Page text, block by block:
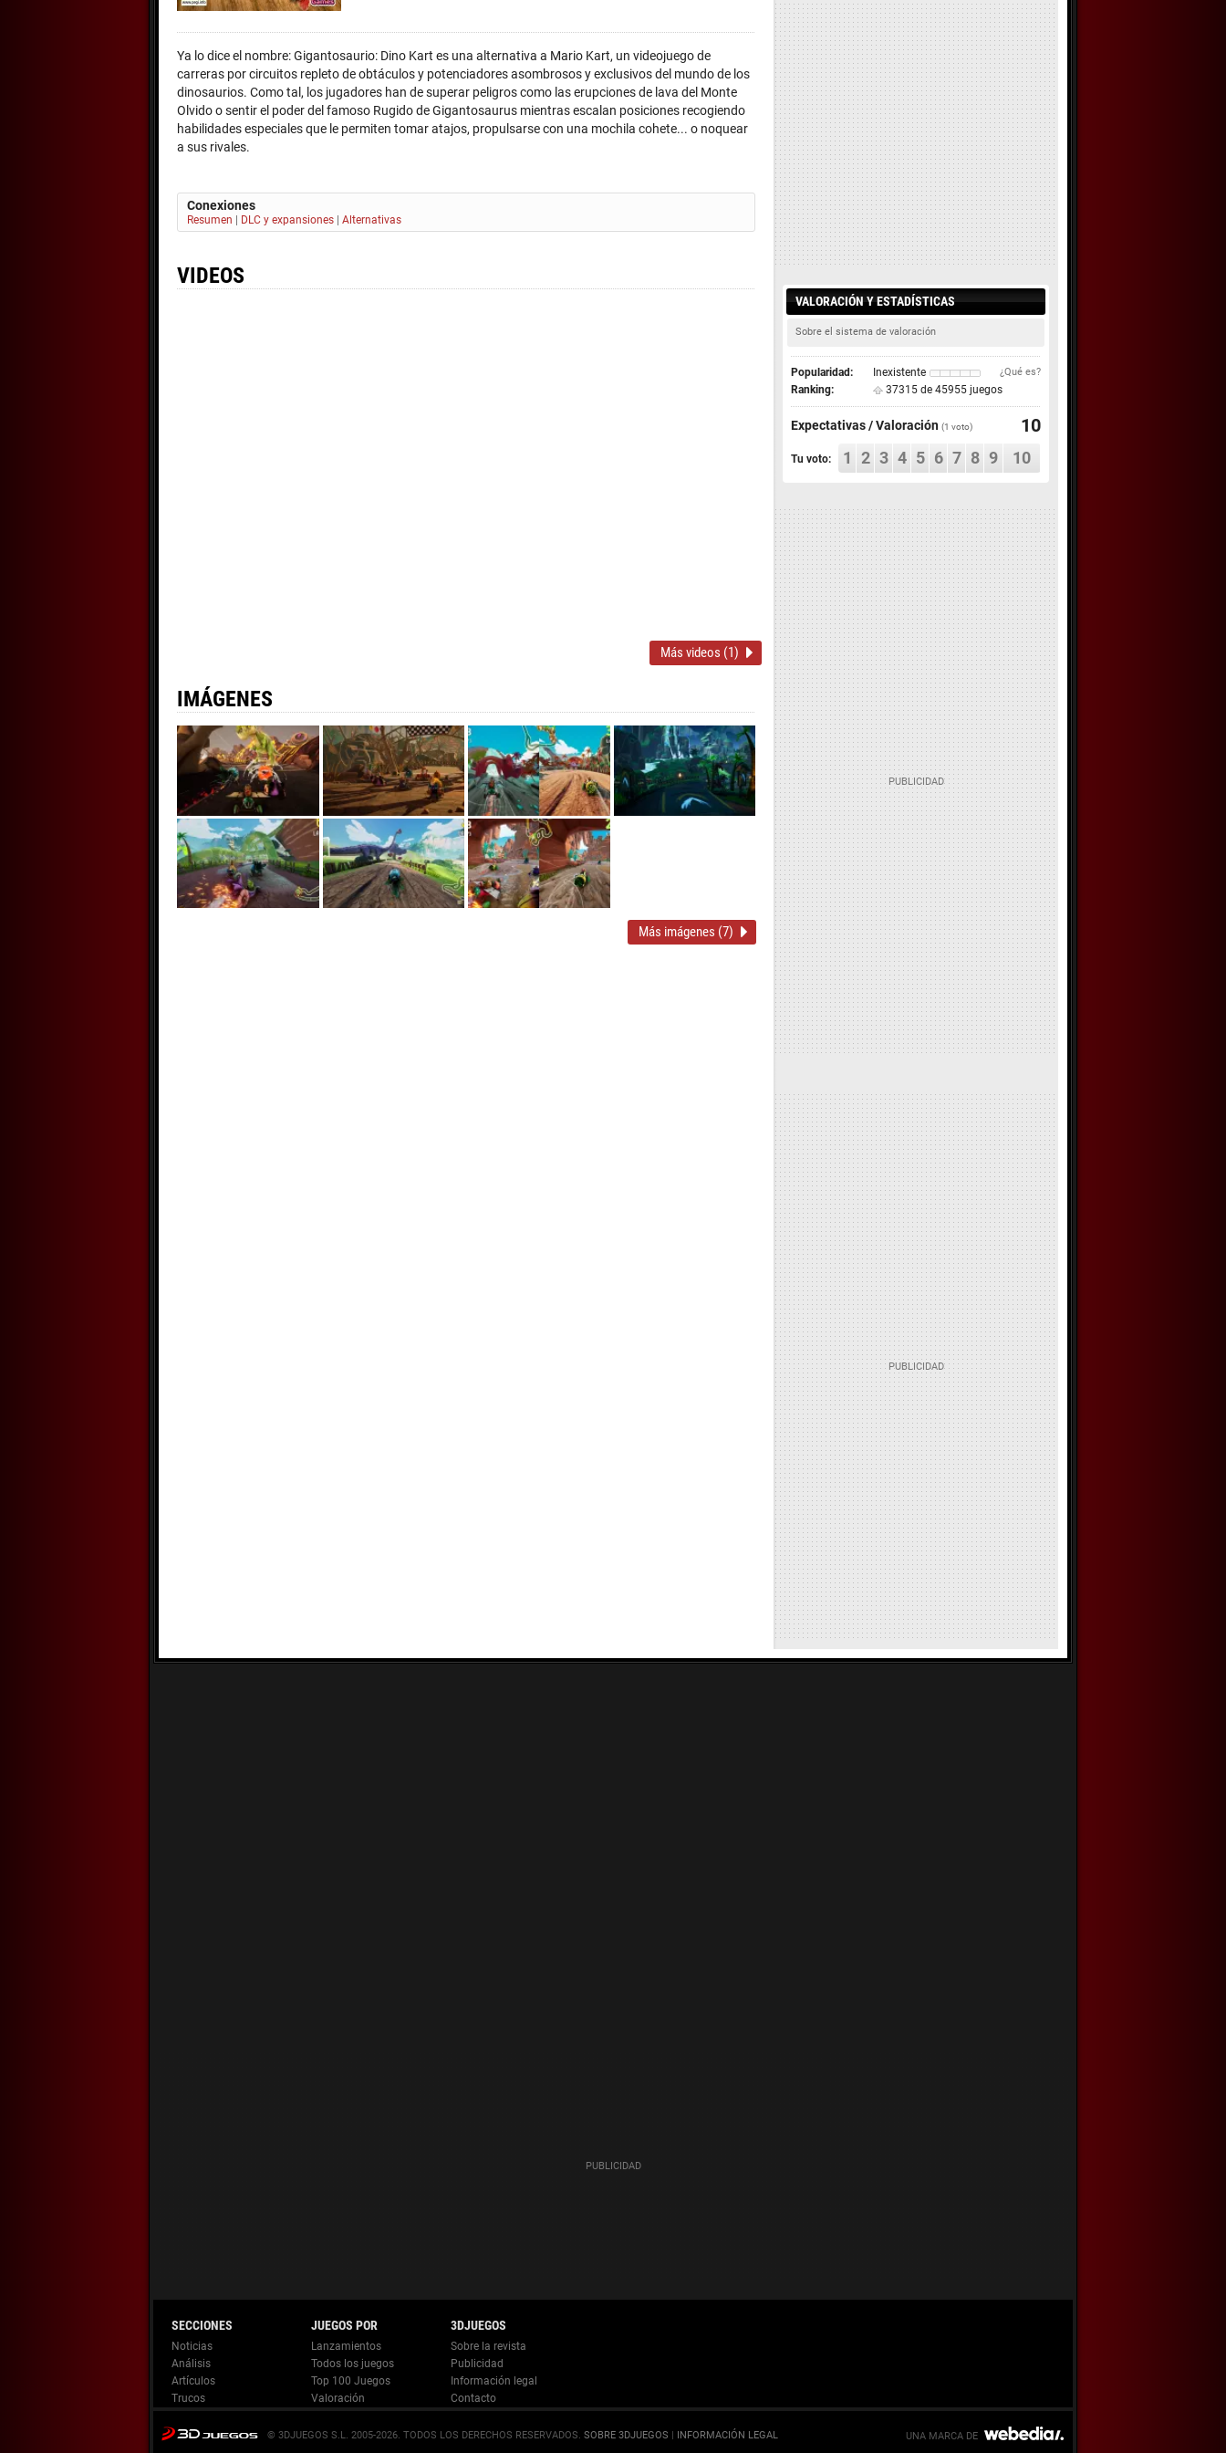
Ya lo dice el nombre: Gigantosaurio: Dino Kart es una alternativa a Mario Kart, un videojuego de
carreras por circuitos repleto de obtáculos y potenciadores asombrosos y exclusivos del mundo de los
dinosaurios. Como tal, los jugadores han de superar peligros como las erupciones de lava del Monte
Olvido o sentir el poder del famoso Rugido de Gigantosaurus mientras escalan posiciones recogiendo
habilidades especiales que le permiten tomar atajos, propulsarse con una mochila cohete... o noquear
a sus rivales.
Conexiones
Resumen DLC y expansiones Alternativas
VIDEOS
Más videos (1)
IMÁGENES
Más imágenes (7)
VALORACIÓN Y ESTADÍSTICAS
Sobre el sistema de valoración
Popularidad: Inexistente ¿Qué es?
Ranking: 37315 de 45955 juegos
Expectativas / Valoración (1 voto) 10
Tu voto: 1 2 3 4 5 6 7 8 9 10
Noticias
Análisis
Artículos
Trucos
Lanzamientos
Todos los juegos
Top 100 Juegos
Valoración
Información legal
© 3DJUEGOS S.L. 2005-2026. . SOBRE 3DJUEGOS | INFORMACIÓN LEGAL